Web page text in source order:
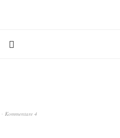
Kommentare 4